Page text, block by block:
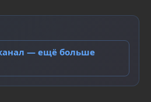
— ещё больше